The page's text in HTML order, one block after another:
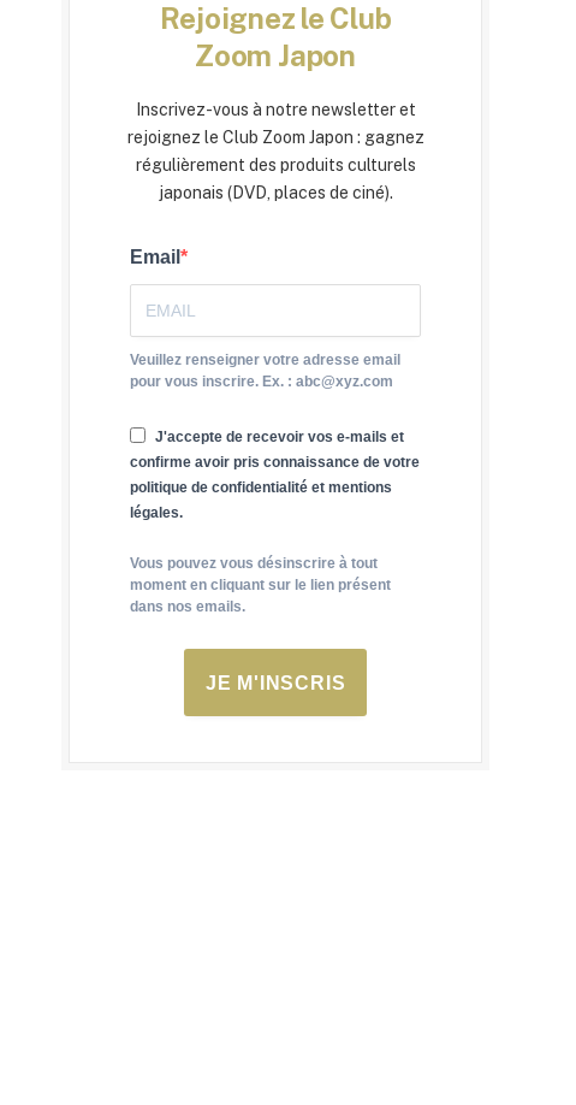
Rejoignez le Club
Zoom Japon
Inscrivez-vous à notre newsletter et
rejoignez le Club Zoom Japon : gagnez
régulièrement des produits culturels
japonais (DVD, places de ciné).
Email
Veuillez renseigner votre adresse email
pour vous inscrire. Ex. : abc@xyz.com
J'accepte de recevoir vos e-mails et
confirme avoir pris connaissance de votre
politique de confidentialité et mentions
légales.
Vous pouvez vous désinscrire à tout
moment en cliquant sur le lien présent
dans nos emails.
JE M'INSCRIS